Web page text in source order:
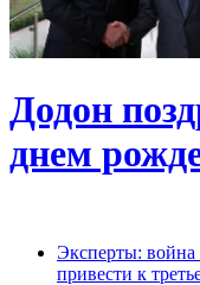
Додон
днем
Эксперты:
привести к